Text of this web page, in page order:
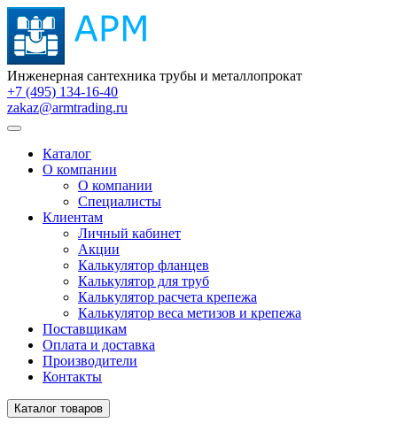
Инженерная сантехника трубы и металлопрокат
+7 (495) 134-16-40
zakaz@armtrading.ru
Каталог
О компании
О компании
Специалисты
Клиентам
Личный кабинет
Акции
Калькулятор фланцев
Калькулятор для труб
Калькулятор расчета крепежа
Калькулятор веса метизов и крепежа
Поставщикам
Оплата и доставка
Производители
Контакты
Каталог товаров